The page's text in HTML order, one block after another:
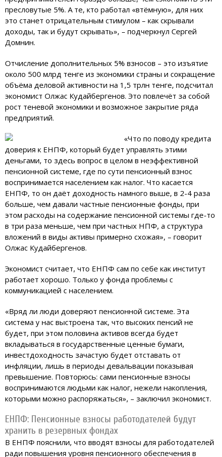
пресловутые 5%. А те, кто работал «втёмную», для них
это станет отрицательным стимулом – как скрывали
доходы, так и будут скрывать», – подчеркнул Сергей
Домнин.
Отчисление дополнительных 5% взносов – это изъятие
около 500 млрд тенге из экономики страны и сокращение
объёма деловой активности на 1,5 трлн тенге, подсчитал
экономист Олжас Кудайбергенов. Это повлечёт за собой
рост теневой экономики и возможное закрытие ряда
предприятий.
«Что по поводу кредита
доверия к ЕНПФ, который будет управлять этими
деньгами, то здесь вопрос в целом в неэффективной
пенсионной системе, где по сути пенсионный взнос
воспринимается населением как налог. Что касается
ЕНПФ, то он даёт доходность намного выше, в 2-4 раза
больше, чем давали частные пенсионные фонды, при
этом расходы на содержание пенсионной системы где-то
в три раза меньше, чем при частных НПФ, а структура
вложений в виды активы примерно схожая», – говорит
Олжас Кудайбергенов.
Экономист считает, что ЕНПФ сам по себе как институт
работает хорошо. Только у фонда проблемы с
коммуникацией с населением.
«Вряд ли люди доверяют пенсионной системе. Эта
система у нас выстроена так, что высоких пенсий не
будет, при этом половина активов всегда будет
вкладываться в государственные ценные бумаги,
инвестдоходность зачастую будет отставать от
инфляции, лишь в периоды девальвации показывая
превышение. Повторюсь: сами пенсионные взносы
воспринимаются людьми как налог, нежели накопления,
которыми можно распоряжаться», – заключил экономист.
ЕНПФ: Пенсионные взносы работодателей будут
хранить в резервных фондах
В ЕНПФ пояснили, что вводят взносы для работодателей
ради повышения уровня пенсионного обеспечения в